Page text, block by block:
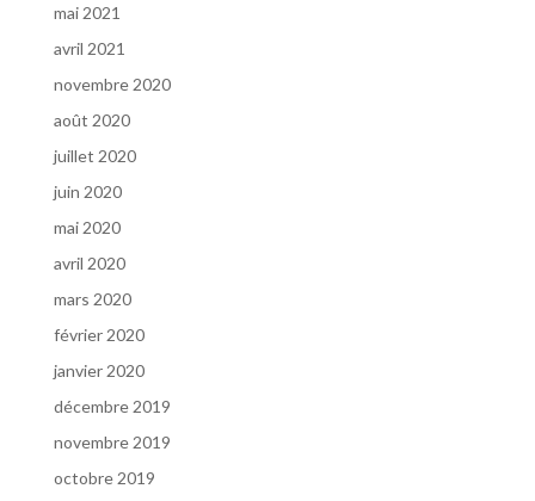
mai 2021
avril 2021
novembre 2020
août 2020
juillet 2020
juin 2020
mai 2020
avril 2020
mars 2020
février 2020
janvier 2020
décembre 2019
novembre 2019
octobre 2019